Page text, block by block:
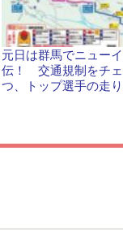
元日は群馬でニュー
伝！ 交通規制をチ
つ、トップ選手の走